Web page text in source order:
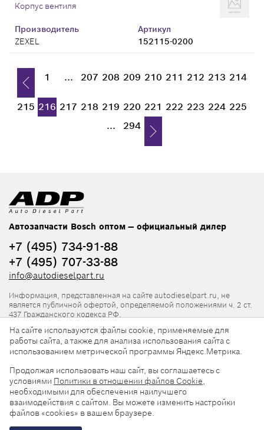
Производитель
ZEXEL
Артикул
152115-0200
Корпус вентиля
1 ... 207 208 209 210 211 212 213 214
215 216 217 218 219 220 221 222 223 224 225
...
294
Автозапчасти Bosch оптом — официальный дилер
+7 (495) 734-91-88
+7 (495) 707-33-88
info@autodieselpart.ru
Информация, представленная на сайте autodieselpart.ru, не
является публичной офертой, определяемой положениями ч. 2 ст.
437 Гражданского кодекса РФ.
Нормативная документация
ADP в социальных сетях
© 2026, ООО «АвтоДизельПарт». Все права защищены.
На сайте используются файлы cookie, применяемые для
работы сайта, а также для анализа использования сайта с
использованием метрической программы Яндекс.Метрика.
Продолжая использовать наш сайт, вы соглашаетесь с
условиями Политики в отношении файлов Cookie,
необходимыми для обеспечения наилучшего
взаимодействия с сайтом. Вы можете изменить настройки
файлов «cookies» в вашем браузере.